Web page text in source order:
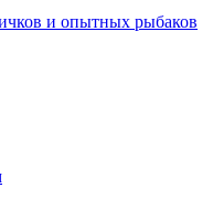
и опытных рыбаков